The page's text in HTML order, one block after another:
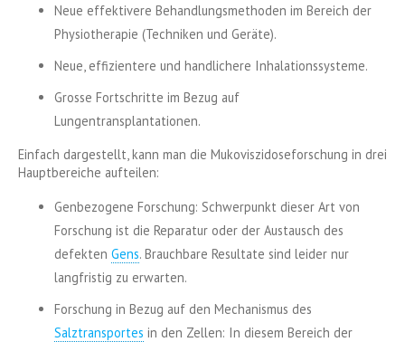
Neue effektivere Behandlungsmethoden im Bereich der
Physiotherapie (Techniken und Geräte).
Neue, effizientere und handlichere Inhalationssysteme.
Grosse Fortschritte im Bezug auf
Lungentransplantationen.
Einfach dargestellt, kann man die Mukoviszidoseforschung in drei
Hauptbereiche aufteilen:
Genbezogene Forschung: Schwerpunkt dieser Art von
Forschung ist die Reparatur oder der Austausch des
defekten Gens. Brauchbare Resultate sind leider nur
langfristig zu erwarten.
Forschung in Bezug auf den Mechanismus des
Salztransportes in den Zellen: In diesem Bereich der